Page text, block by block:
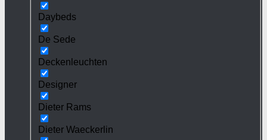
Daybeds
De Sede
Deckenleuchten
Designer
Dieter Rams
Dieter Waeckerlin